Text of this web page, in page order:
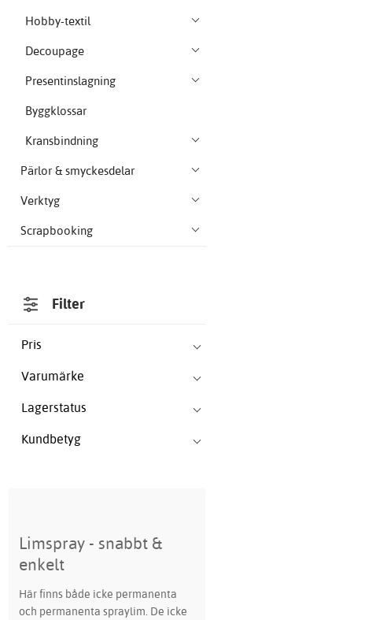
Hobby-textil
Decoupage
Presentinslagning
Byggklossar
Kransbindning
Pärlor & smyckesdelar
Verktyg
Scrapbooking
Filter
Pris
Varumärke
Lagerstatus
Kundbetyg
Limspray - snabbt &
enkelt
Här finns både icke permanenta
och permanenta spraylim. De icke